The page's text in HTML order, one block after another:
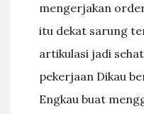
mengerjakan
itu dekat sarung
artikulasi jadi
pekerjaan Dikau
Engkau buat